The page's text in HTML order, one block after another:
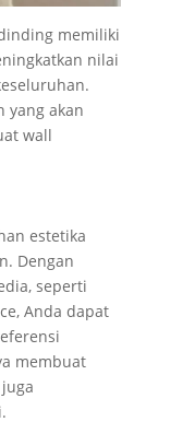
memiliki
nilai
yang akan
wall
estetika
Dengan
seperti
Anda dapat
membuat